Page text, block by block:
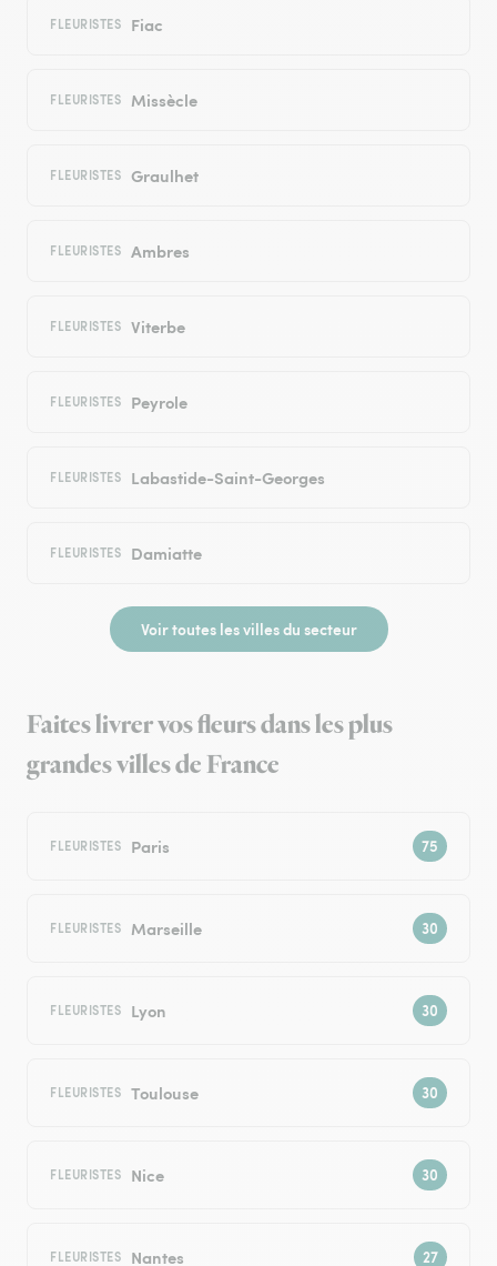
FLEURISTES Fiac
FLEURISTES Missècle
FLEURISTES Graulhet
FLEURISTES Ambres
FLEURISTES Viterbe
FLEURISTES Peyrole
FLEURISTES Labastide-Saint-Georges
FLEURISTES Damiatte
Voir toutes les villes du secteur
Faites livrer vos fleurs dans les plus
grandes villes de France
FLEURISTES Paris
FLEURISTES Marseille
FLEURISTES Lyon
FLEURISTES Toulouse
FLEURISTES Nice
FLEURISTES Nantes